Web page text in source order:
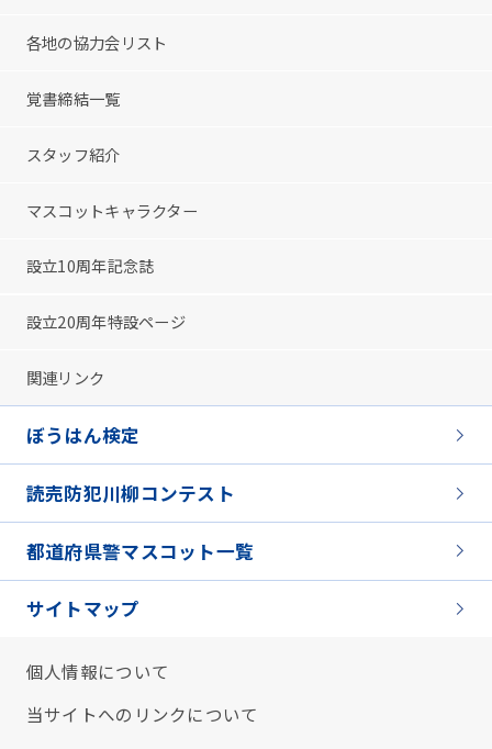
各地の協力会リスト
覚書締結一覧
スタッフ紹介
マスコットキャラクター
設立10周年記念誌
設立20周年特設ページ
関連リンク
ぼうはん検定
読売防犯川柳コンテスト
都道府県警マスコット一覧
サイトマップ
個人情報について
当サイトへのリンクについて